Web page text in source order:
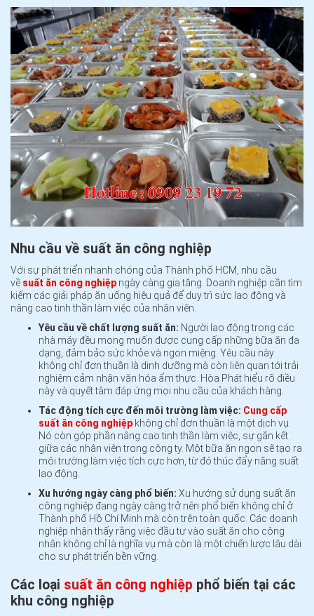
Nhu cầu về suất ăn công nghiệp
Với sự phát triển nhanh chóng của Thành phố HCM, nhu cầu
về suất ăn công nghiệp ngày càng gia tăng. Doanh nghiệp cần tìm
kiếm các giải pháp ăn uống hiệu quả để duy trì sức lao động và
nâng cao tinh thần làm việc của nhân viên.
Yêu cầu về chất lượng suất ăn: Người lao động trong các
nhà máy đều mong muốn được cung cấp những bữa ăn đa
dạng, đảm bảo sức khỏe và ngon miệng. Yêu cầu này
không chỉ đơn thuần là dinh dưỡng mà còn liên quan tới trải
nghiệm cảm nhận văn hóa ẩm thực. Hòa Phát hiểu rõ điều
này và quyết tâm đáp ứng mọi nhu cầu của khách hàng.
Tác động tích cực đến môi trường làm việc: Cung cấp
suất ăn công nghiệp không chỉ đơn thuần là một dịch vụ.
Nó còn góp phần nâng cao tinh thần làm việc, sự gắn kết
giữa các nhân viên trong công ty. Một bữa ăn ngon sẽ tạo ra
môi trường làm việc tích cực hơn, từ đó thúc đẩy năng suất
lao động.
Xu hướng ngày càng phổ biến: Xu hướng sử dụng suất ăn
công nghiệp đang ngày càng trở nên phổ biến không chỉ ở
Thành phố Hồ Chí Minh mà còn trên toàn quốc. Các doanh
nghiệp nhận thấy rằng việc đầu tư vào suất ăn cho công
nhân không chỉ là nghĩa vụ mà còn là một chiến lược lâu dài
cho sự phát triển bền vững.
Các loại suất ăn công nghiệp phổ biến tại các
khu công nghiệp